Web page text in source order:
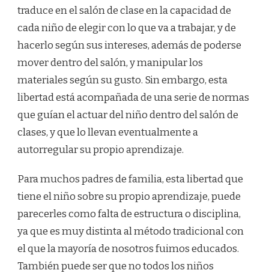
traduce en el salón de clase en la capacidad de
cada niño de elegir con lo que va a trabajar, y de
hacerlo según sus intereses, además de poderse
mover dentro del salón, y manipular los
materiales según su gusto. Sin embargo, esta
libertad está acompañada de una serie de normas
que guían el actuar del niño dentro del salón de
clases, y que lo llevan eventualmente a
autorregular su propio aprendizaje.
Para muchos padres de familia, esta libertad que
tiene el niño sobre su propio aprendizaje, puede
parecerles como falta de estructura o disciplina,
ya que es muy distinta al método tradicional con
el que la mayoría de nosotros fuimos educados.
También puede ser que no todos los niños